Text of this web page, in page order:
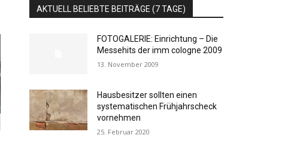
AKTUELL BELIEBTE BEITRÄGE (7 TAGE)
FOTOGALERIE: Einrichtung – Die
Messehits der imm cologne 2009
13. November 2009
Hausbesitzer sollten einen
systematischen Frühjahrscheck
vornehmen
25. Februar 2020